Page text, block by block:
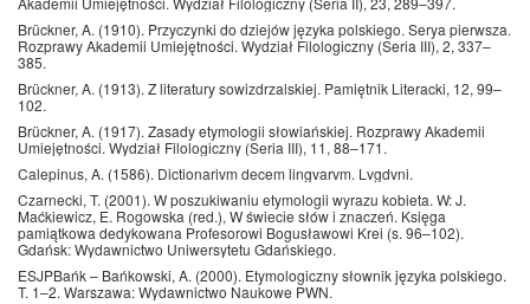
Brückner, A. (1910). Przyczynki do dziejów języka polskiego. Serya pierwsza.
Rozprawy Akademii Umiejętności. Wydział Filologiczny (Seria III), 2, 337–
385.
Brückner, A. (1913). Z literatury sowizdrzalskiej. Pamiętnik Literacki, 12, 99–
102.
Brückner, A. (1917). Zasady etymologii słowiańskiej. Rozprawy Akademii
Umiejętności. Wydział Filologiczny (Seria III), 11, 88–171.
Calepinus, A. (1586). Dictionarivm decem lingvarvm. Lvgdvni.
Czarnecki, T. (2001). W poszukiwaniu etymologii wyrazu kobieta. W: J.
Maćkiewicz, E. Rogowska (red.), W świecie słów i znaczeń. Księga
pamiątkowa dedykowana Profesorowi Bogusławowi Krei (s. 96–102).
Gdańsk: Wydawnictwo Uniwersytetu Gdańskiego.
ESJPBańk – Bańkowski, A. (2000). Etymologiczny słownik języka polskiego.
T. 1–2. Warszawa: Wydawnictwo Naukowe PWN.